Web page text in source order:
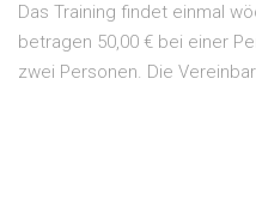
Das Training findet einmal
betragen 50,00 € bei einer
zwei Personen. Die